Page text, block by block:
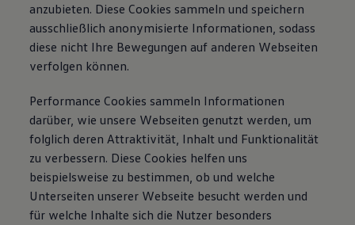
anzubieten. Diese Cookies sammeln und speichern
ausschließlich anonymisierte Informationen, sodass
diese nicht Ihre Bewegungen auf anderen Webseiten
verfolgen können.
Performance Cookies sammeln Informationen
darüber, wie unsere Webseiten genutzt werden, um
folglich deren Attraktivität, Inhalt und Funktionalität
zu verbessern. Diese Cookies helfen uns
beispielsweise zu bestimmen, ob und welche
Unterseiten unserer Webseite besucht werden und
für welche Inhalte sich die Nutzer besonders